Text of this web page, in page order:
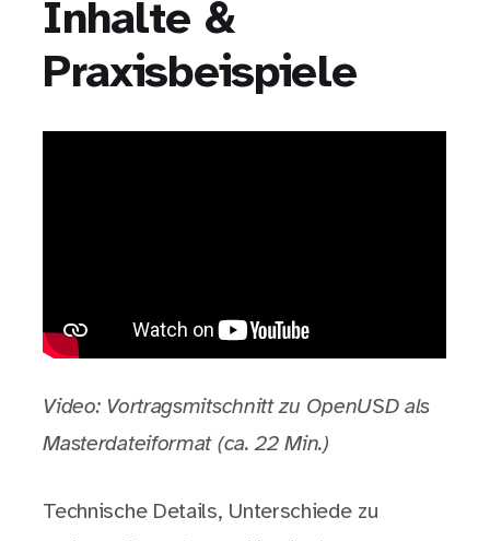
Inhalte &
Praxisbeispiele
Video: Vortragsmitschnitt zu OpenUSD als
Masterdateiformat (ca. 22 Min.)
Technische Details, Unterschiede zu